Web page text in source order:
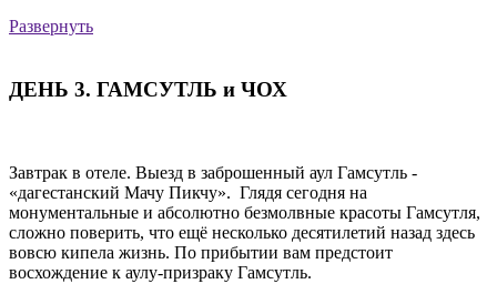
Развернуть
ДЕНЬ 3. ГАМСУТЛЬ и ЧОХ
Завтрак в отеле. Выезд в заброшенный аул Гамсутль -
«дагестанский Мачу Пикчу». Глядя сегодня на
монументальные и абсолютно безмолвные красоты Гамсутля,
сложно поверить, что ещё несколько десятилетий назад здесь
вовсю кипела жизнь. По прибытии вам предстоит
восхождение к аулу-призраку Гамсутль.